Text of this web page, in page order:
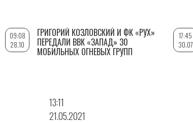
13:11
21.05.2021
09:08
28.10
ГРИГОРИЙ КОЗЛОВСКИЙ И ФК «РУХ»
ПЕРЕДАЛИ ВВК «ЗАПАД» 30
МОБИЛЬНЫХ ОГНЕВЫХ ГРУПП
17:45
30.07